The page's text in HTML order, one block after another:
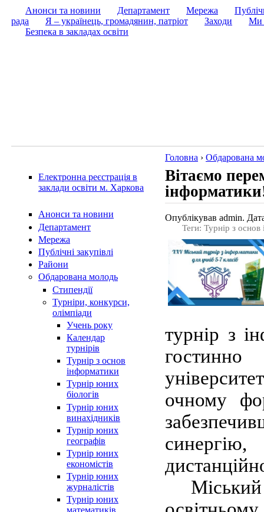
Анонси та новини Департамент Мережа
рада
Я – українець, громадянин, патріот Заходи
Ми
Безпека в закладах освіти
Електронна реєстрація в
заклади освіти м. Харкова
Анонси та новини
Департамент
Мережа
Публічні закупівлі
Райони
Обдарована молодь
Стипендії
Турнiри, конкурси,
олiмпiади
Учень року
Календар
турнірів
Турнір з основ
інформатики
Турнір юних
біологів
Турнір юних
винахідників
Турнір юних
географів
Турнір юних
економістів
Турнір юних
журналістів
Турнір юних
Головна › Обдарована
Вітаємо
Опублікував admin.
Теги: Турнір з
турнір з
очному
Міський